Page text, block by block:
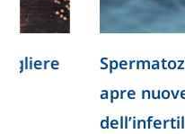
Spermatozoi creati
apre nuove
dell’infertilità